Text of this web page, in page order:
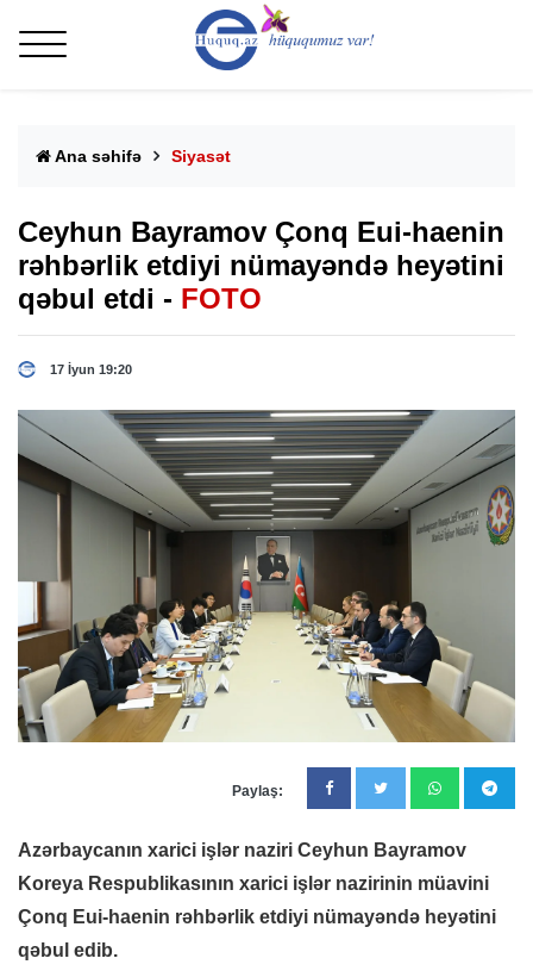
Ana səhifə Siyasət
Ceyhun Bayramov Çonq Eui-haenin
rəhbərlik etdiyi nümayəndə heyətini
qəbul etdi - FOTO
17 İyun 19:20
Paylaş:
Azərbaycanın xarici işlər naziri Ceyhun Bayramov
Koreya Respublikasının xarici işlər nazirinin müavini
Çonq Eui-haenin rəhbərlik etdiyi nümayəndə heyətini
qəbul edib.